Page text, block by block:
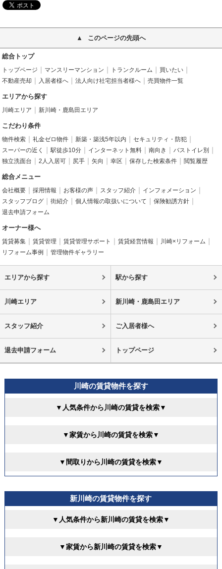
このページの先頭へ
総合トップ
トップページ マンスリーマンション トランクルーム
買いたい
不動産売却
入居者様へ 法人向け社宅担当者様へ 売買物件一覧
エリアから探す
川崎エリア 新川崎・鹿島田エリア
こだわり条件
物件検索 礼金ゼロ物件 新築・築浅5年以内
セキュリティ・防犯
スーパーの近く
駅徒歩10分 インターネット無料 南向き
バストイレ別
独立洗面台
2人入居可 尻手 矢向 幸区 保存した検索条件 閲覧履歴
総合メニュー
会社概要 採用情報 お客様の声 スタッフ紹介
インフォメーション
スタッフブログ
街紹介 個人情報の取扱いについて
保険勧誘方針
退去申請フォーム
オーナー様へ
賃貸募集 賃貸管理 賃貸管理サポート 賃貸経営情報
川崎×リフォーム
リフォーム事例
管理物件ギャラリー
エリアから探す 駅から探す
川崎エリア 新川崎・鹿島田エリア
スタッフ紹介 ご入居者様へ
退去申請フォーム トップページ
川崎の賃貸物件を探す
▼人気条件から川崎の賃貸を検索▼
▼家賃から川崎の賃貸を検索▼
▼間取りから川崎の賃貸を検索▼
新川崎の賃貸物件を探す
▼人気条件から新川崎の賃貸を検索▼
▼家賃から新川崎の賃貸を検索▼